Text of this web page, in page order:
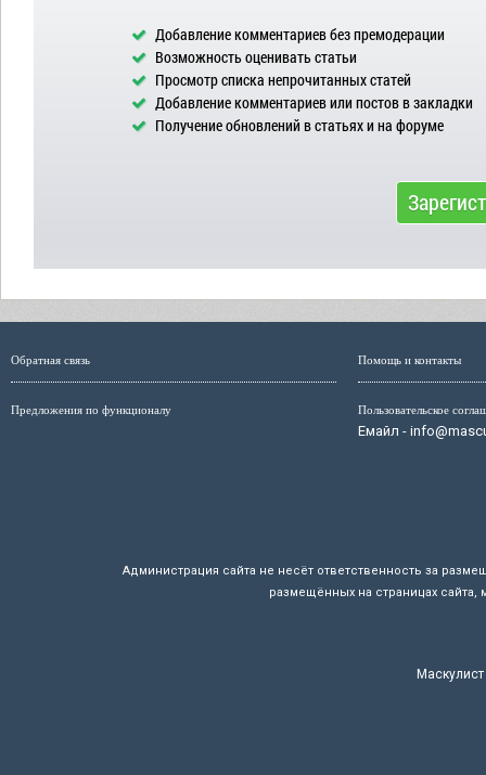
Добавление комментариев без премодерации
Возможность оценивать статьи
Просмотр списка непрочитанных статей
Добавление комментариев или постов в закладки
Получение обновлений в статьях и на форуме
Обратная связь
Предложения по функционалу
Помощь и контакты
Пользовательское
Емайл -
Администрация сайта не несёт ответственность за
размещённых на страницах